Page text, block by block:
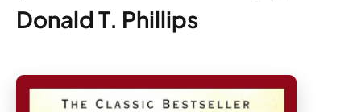
Donald T. Phillips